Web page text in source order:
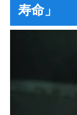
寿命」